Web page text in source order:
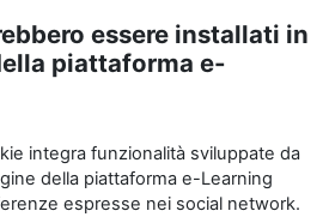
essere installati in
piattaforma e-
integra funzionalità sviluppate da
della piattaforma e-Learning
espresse nei social network.